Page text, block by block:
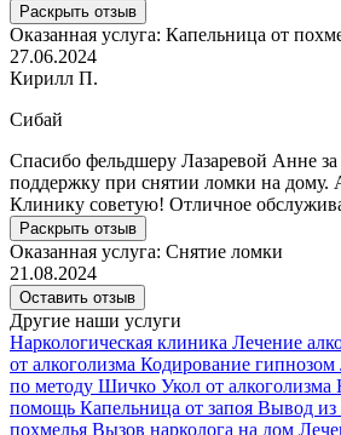
Раскрыть отзыв
Оказанная услуга: Капельница от
27.06.2024
Кирилл П.
Сибай
Спасибо фельдшеру Лазаревой Анне
поддержку при снятии ломки на дому.
Клинику советую! Отличное
Раскрыть отзыв
Оказанная услуга: Снятие ломки
21.08.2024
Оставить отзыв
Другие наши услуги
Наркологическая клиника Лечение
от алкоголизма Кодирование гипнозом
по методу Шичко Укол от алкоголизма
помощь Капельница от запоя Вывод из
похмелья Вызов нарколога на дом